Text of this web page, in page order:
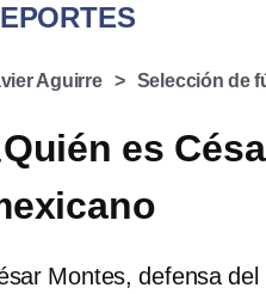
Aguirre Selección de
es
Montes, defensa